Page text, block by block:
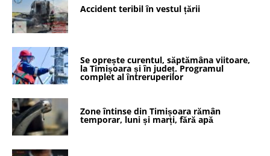
Accident teribil în vestul țării
Se oprește curentul, săptămâna viitoare,
la Timișoara și în județ. Programul
complet al întreruperilor
Zone întinse din Timișoara rămân
temporar, luni și marți, fără apă